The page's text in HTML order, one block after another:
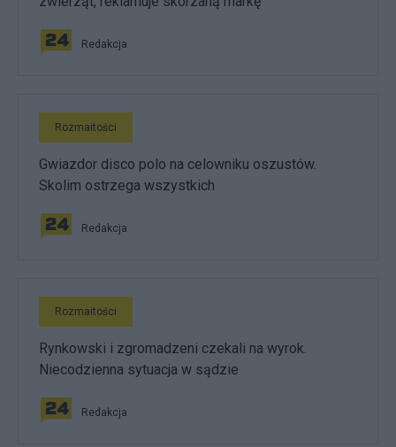
Redakcja
Rozmaitości
Gwiazdor disco polo na celowniku oszustów.
Skolim ostrzega wszystkich
Redakcja
Rozmaitości
Rynkowski i zgromadzeni czekali na wyrok.
Niecodzienna sytuacja w sądzie
Redakcja